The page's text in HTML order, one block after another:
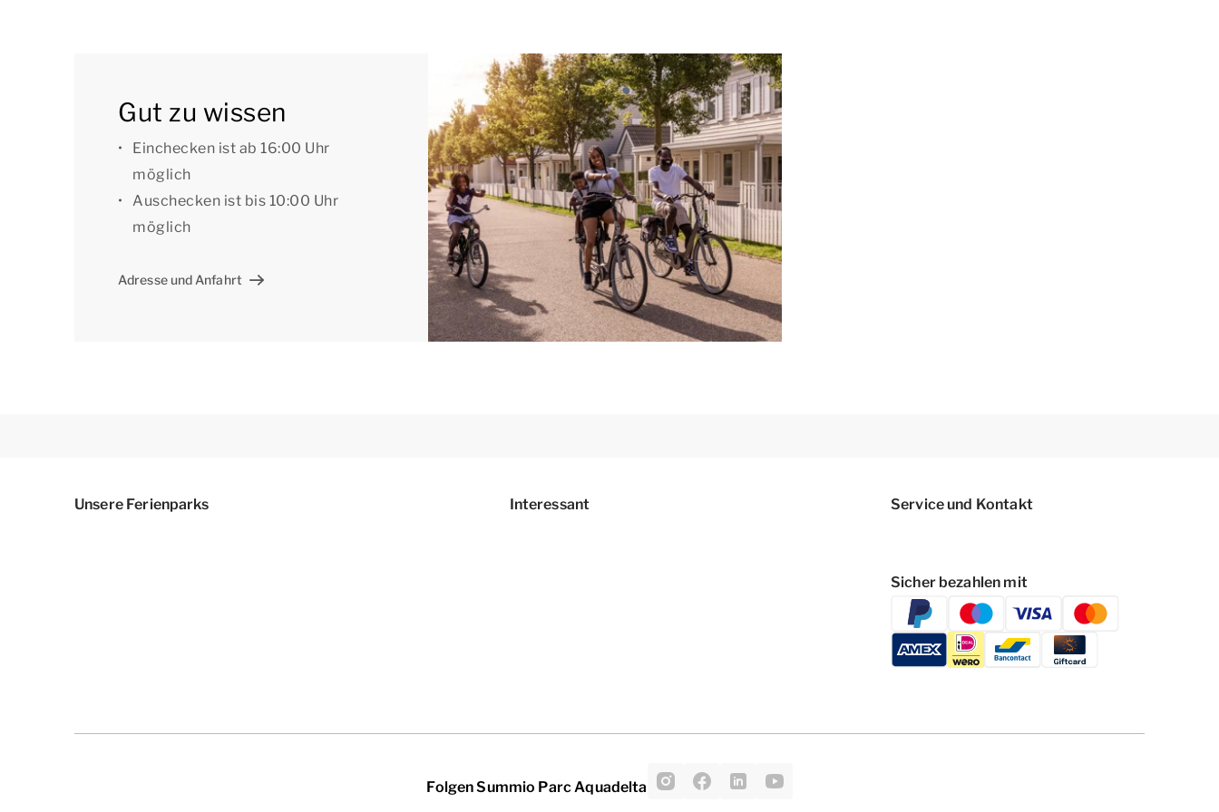
Hausnummer bevorzugen. Für die Vorzugsbuchung kann ein Aufpreis erhoben werden.
[i]Die Unterkünfte können anders eingeteilt und eingerichtet sein. Grundrisse und Abbildungen
dienen als Beispiele.[/i]
Gut zu wissen
Einchecken ist ab 16:00 Uhr
möglich
Auschecken ist bis 10:00 Uhr
möglich
Adresse und Anfahrt
Unsere Ferienparks Interessant Service und Kontakt
Sicher bezahlen mit
Folgen Summio Parc Aquadelta